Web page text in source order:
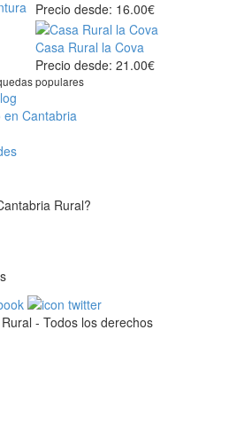
Precio desde: 16.00€
Casa Rural la Cova
Precio desde: 21.00€
populares
Cantabria
Rural?
- Todos los derechos